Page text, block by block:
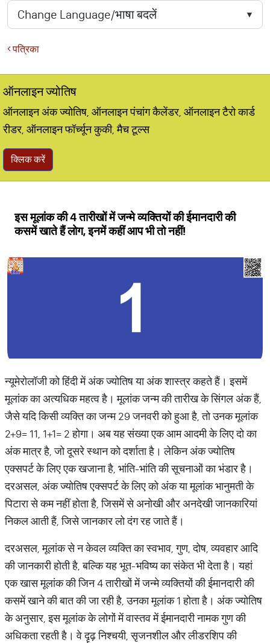
पत्रिका
ऑनलाइन ज्योतिष
ऑनलाइन अंक ज्योतिष, ऑनलाइन पंचांग कैलेंडर, ऑनलाइन टैरो कार्ड
रीडर, ऑनलाइन फॉर्च्यून कुकी, मैच टूल्स
क्लिक करें
इस मूलांक की 4 तारीखों में जन्मे व्यक्तियों की ईमानदारी की
कसमें खाते हैं लोग, इनमें कहीं आप भी तो नहीं!
न्यूमेरोलॉजी को हिंदी में अंक ज्योतिष या अंक शास्त्र कहते हैं। इसमें
मूलांक का अत्यधिक महत्व है। मूलांक जन्म की तारीख के सिंगल अंक हैं,
जैसे यदि किसी व्यक्ति का जन्म 29 जनवरी को हुआ है, तो उनक मूलांक
2+9= 11, 1+1= 2 होगा। अब यह संख्या एक आम आदमी के लिए दो का
अंक मात्र है, जो दूसरे स्थान को दर्शाता है। लेकिन अंक ज्योतिष
एक्सपर्ट के लिए एक खजाना है, भांति-भांति की सूचनाओं का भंडार है।
दरअसल, अंक ज्योतिष एक्सपर्ट के लिए को अंक या मूलांक भानुमती के
पिटारा से कम नहीं होता है, जिसमें से अनोखी और अनदेखी जानकारियां
निकल आती हैं, जिसे जानकार लो दंग रह जाते हैं।
दरअसल, मूलांक से न केवल व्यक्ति का स्वभाव, गुण, दोष, व्यवहार आदि
की जानकारी होती है, बल्कि यह भूत-भविष्य का संकेत भी देता है। यहां
एक खास मूलांक की जिन 4 तारीखों में जन्मे व्यक्तियों की ईमानदारी की
कसमें खाने की बात की जा रही है, उनका मूलांक 1 होता है। अंक ज्योतिष
के अनुसार, इस मूलांक के लोगों में वास्तव में ईमानदारी नामक गुण की
अधिकता रहती है। वे दॄढ़ निश्चयी, सृजनशील और लीडरशिप की